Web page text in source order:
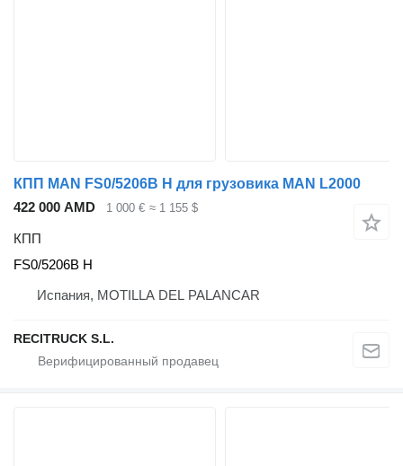
КПП MAN FS0/5206B H для грузовика MAN L2000
422 000 AMD
1 000 € ≈ 1 155 $
КПП
FS0/5206B H
Испания, MOTILLA DEL PALANCAR
RECITRUCK S.L.